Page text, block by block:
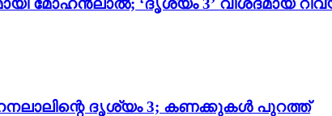
മോഹൻലാൽ; ‘ദൃശ്യം 3’ വിശദമായ
ദൃശ്യം 3; കണക്കുകൾ പുറത്ത്